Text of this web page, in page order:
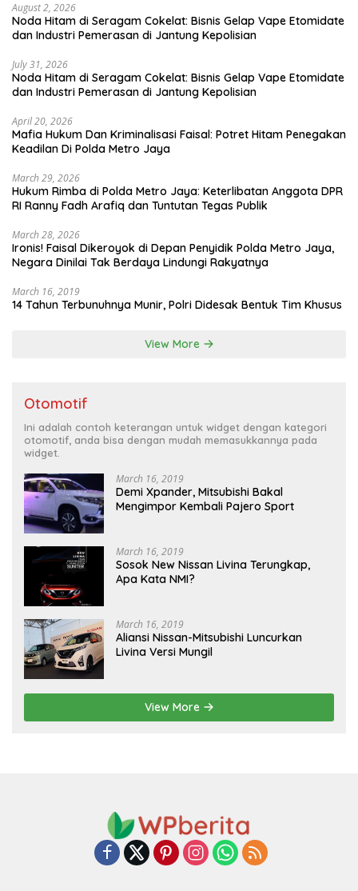
August 2, 2026
Noda Hitam di Seragam Cokelat: Bisnis Gelap Vape Etomidate
dan Industri Pemerasan di Jantung Kepolisian
July 31, 2026
Noda Hitam di Seragam Cokelat: Bisnis Gelap Vape Etomidate
dan Industri Pemerasan di Jantung Kepolisian
April 20, 2026
Mafia Hukum Dan Kriminalisasi Faisal: Potret Hitam Penegakan
Keadilan Di Polda Metro Jaya
March 29, 2026
Hukum Rimba di Polda Metro Jaya: Keterlibatan Anggota DPR
RI Ranny Fadh Arafiq dan Tuntutan Tegas Publik
March 28, 2026
Ironis! Faisal Dikeroyok di Depan Penyidik Polda Metro Jaya,
Negara Dinilai Tak Berdaya Lindungi Rakyatnya
March 16, 2019
14 Tahun Terbunuhnya Munir, Polri Didesak Bentuk Tim Khusus
View More
Otomotif
Ini adalah contoh keterangan untuk widget dengan kategori
otomotif, anda bisa dengan mudah memasukkannya pada
widget.
March 16, 2019
Demi Xpander, Mitsubishi Bakal
Mengimpor Kembali Pajero Sport
March 16, 2019
Sosok New Nissan Livina Terungkap,
Apa Kata NMI?
March 16, 2019
Aliansi Nissan-Mitsubishi Luncurkan
Livina Versi Mungil
View More